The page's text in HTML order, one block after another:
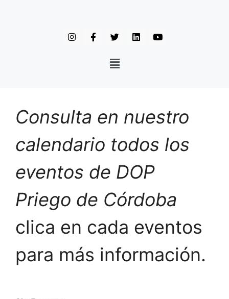
Consulta en nuestro
calendario todos los
eventos de DOP
Priego de Córdoba
clica en cada eventos
para más información.